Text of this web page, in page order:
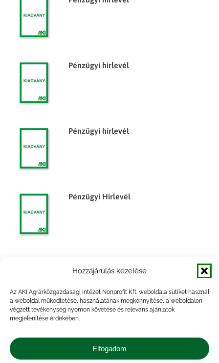
Hozzájárulás kezelése
Az AKI Agrárközgazdasági Intézet Nonprofit Kft. weboldala sütiket használ
a weboldal működtetése, használatának megkönnyítése, a weboldalon
végzett tevékenység nyomon követése és releváns ajánlatok
megjelenítése érdekében.
Elfogadom
Pénzügyi hírlevél
Pénzügyi hírlevél
Pénzügyi Hírlevél